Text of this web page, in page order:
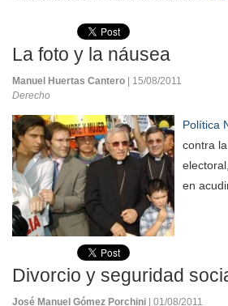
La foto y la náusea
Manuel Huertas Cantero
| 15/08/2011
Derecho
Política
contra
en
Divorcio y seguridad
José Manuel Gómez Porchini | 01/08/2011